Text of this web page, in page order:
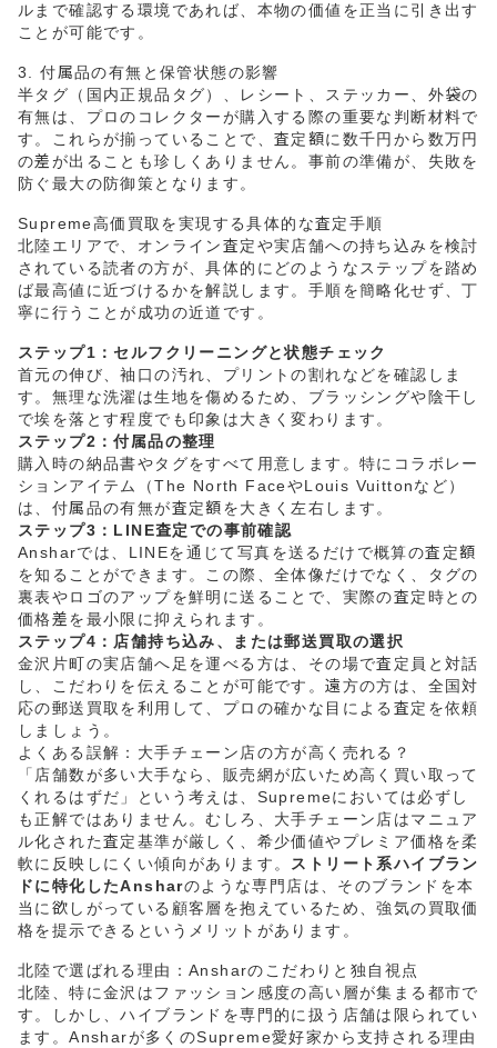
ルまで確認する環境であれば、本物の価値を正当に引き出す
ことが可能です。
3. 付属品の有無と保管状態の影響
半タグ（国内正規品タグ）、レシート、ステッカー、外袋の
有無は、プロのコレクターが購入する際の重要な判断材料で
す。これらが揃っていることで、査定額に数千円から数万円
の差が出ることも珍しくありません。事前の準備が、失敗を
防ぐ最大の防御策となります。
Supreme高価買取を実現する具体的な査定手順
北陸エリアで、オンライン査定や実店舗への持ち込みを検討
されている読者の方が、具体的にどのようなステップを踏め
ば最高値に近づけるかを解説します。手順を簡略化せず、丁
寧に行うことが成功の近道です。
ステップ1：セルフクリーニングと状態チェック
首元の伸び、袖口の汚れ、プリントの割れなどを確認しま
す。無理な洗濯は生地を傷めるため、ブラッシングや陰干し
で埃を落とす程度でも印象は大きく変わります。
ステップ2：付属品の整理
購入時の納品書やタグをすべて用意します。特にコラボレー
ションアイテム（The North FaceやLouis Vuittonなど）
は、付属品の有無が査定額を大きく左右します。
ステップ3：LINE査定での事前確認
Ansharでは、LINEを通じて写真を送るだけで概算の査定額
を知ることができます。この際、全体像だけでなく、タグの
裏表やロゴのアップを鮮明に送ることで、実際の査定時との
価格差を最小限に抑えられます。
ステップ4：店舗持ち込み、または郵送買取の選択
金沢片町の実店舗へ足を運べる方は、その場で査定員と対話
し、こだわりを伝えることが可能です。遠方の方は、全国対
応の郵送買取を利用して、プロの確かな目による査定を依頼
しましょう。
よくある誤解：大手チェーン店の方が高く売れる？
「店舗数が多い大手なら、販売網が広いため高く買い取って
くれるはずだ」という考えは、Supremeにおいては必ずし
も正解ではありません。むしろ、大手チェーン店はマニュア
ル化された査定基準が厳しく、希少価値やプレミア価格を柔
軟に反映しにくい傾向があります。 ストリート系ハイブラン
ドに特化したAnsharのような専門店は、そのブランドを本
当に欲しがっている顧客層を抱えているため、強気の買取価
格を提示できるというメリットがあります。
北陸で選ばれる理由：Ansharのこだわりと独自視点
北陸、特に金沢はファッション感度の高い層が集まる都市で
す。しかし、ハイブランドを専門的に扱う店舗は限られてい
ます。Ansharが多くのSupreme愛好家から支持される理由